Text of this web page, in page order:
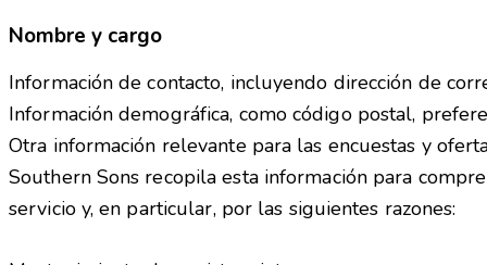
Nombre y cargo
Información de contacto, incluyendo dirección de
Información demográfica, como código postal,
Otra información relevante para las encuestas y
Southern Sons recopila esta información para
servicio y, en particular, por las siguientes razones: